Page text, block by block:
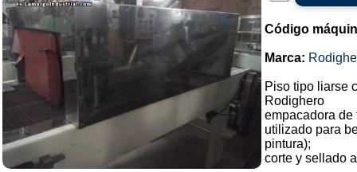
Código
Marca:
Piso tipo liarse
Rodighero
empacadora
utilizado para
pintura);
corte y sellado